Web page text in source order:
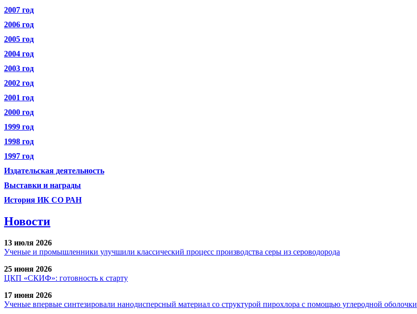
2007 год
2006 год
2005 год
2004 год
2003 год
2002 год
2001 год
2000 год
1999 год
1998 год
1997 год
Издательская деятельность
Выставки и награды
История ИК СО РАН
Новости
13 июля 2026
Ученые и промышленники улучшили классический процесс производства серы из сероводорода
25 июня 2026
ЦКП «СКИФ»: готовность к старту
17 июня 2026
Ученые впервые синтезировали нанодисперсный материал со структурой пирохлора с помощью углеродной оболочки